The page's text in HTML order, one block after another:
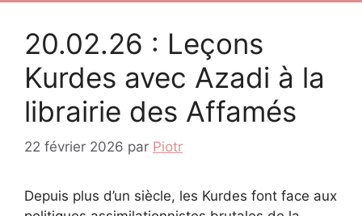
20.02.26 : Leçons
Kurdes avec Azadi à la
librairie des Affamés
22 février 2026 par Piotr
Depuis plus d’un siècle, les Kurdes font face aux